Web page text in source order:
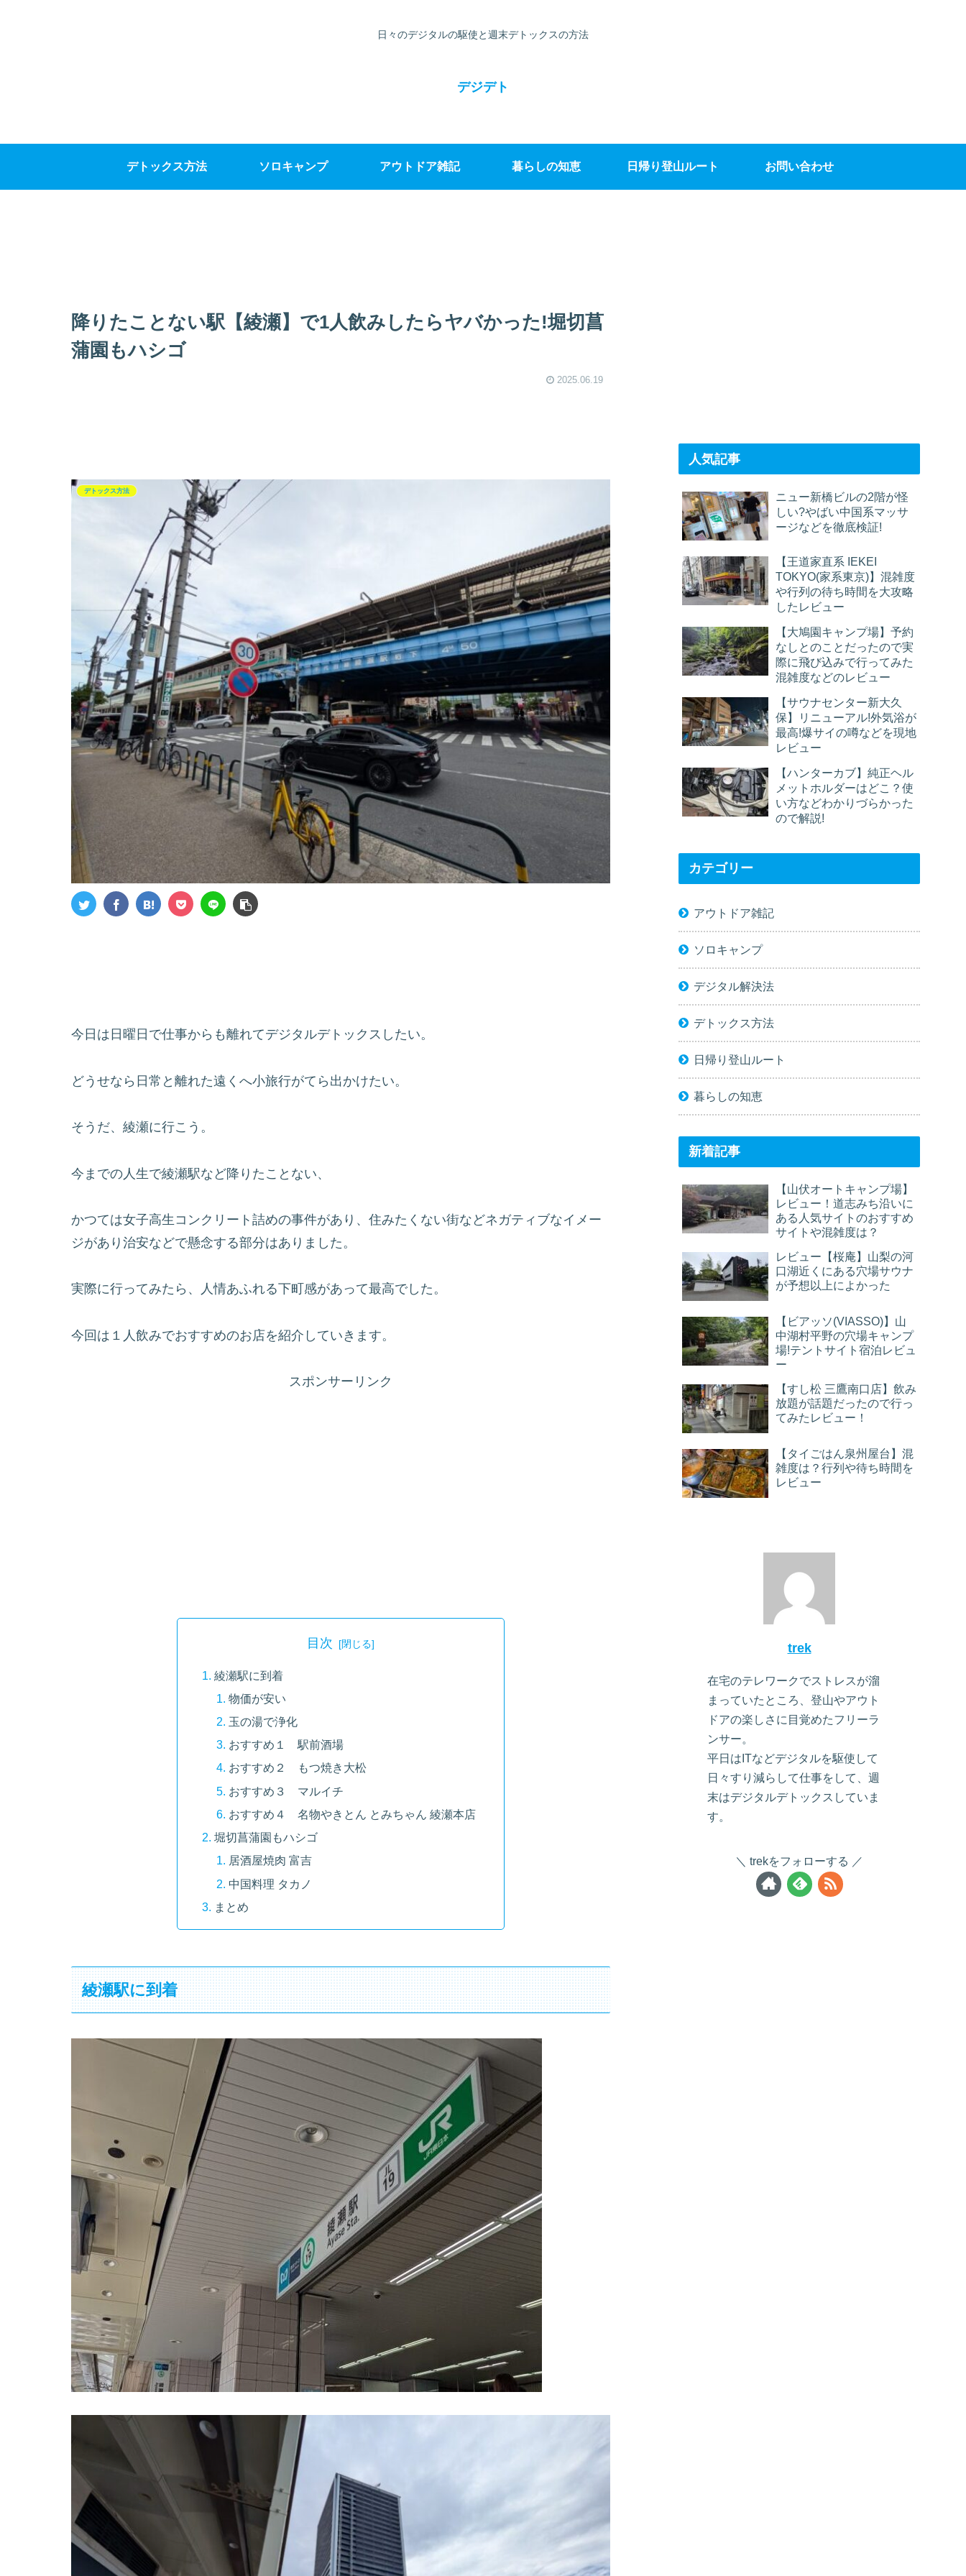
日々のデジタルの駆使と週末デトックスの方法
デジデト
デトックス方法 ソロキャンプ アウトドア雑記 暮らしの知恵 日帰り登山ルート お問い合わせ
降りたことない駅【綾瀬】で1人飲みしたらヤバかった!堀切菖
蒲園もハシゴ
2025.06.19
デトックス方法
今日は日曜日で仕事からも離れてデジタルデトックスしたい。
どうせなら日常と離れた遠くへ小旅行がてら出かけたい。
そうだ、綾瀬に行こう。
今までの人生で綾瀬駅など降りたことない、
かつては女子高生コンクリート詰めの事件があり、住みたくない街などネガティブなイメー
ジがあり治安などで懸念する部分はありました。
実際に行ってみたら、人情あふれる下町感があって最高でした。
今回は１人飲みでおすすめのお店を紹介していきます。
スポンサーリンク
目次
綾瀬駅に到着
物価が安い
玉の湯で浄化
おすすめ１ 駅前酒場
おすすめ２ もつ焼き大松
おすすめ３ マルイチ
おすすめ４ 名物やきとん とみちゃん 綾瀬本店
堀切菖蒲園もハシゴ
居酒屋焼肉 富吉
中国料理 タカノ
まとめ
綾瀬駅に到着
人気記事
ニュー新橋ビルの2階が怪
しい?やばい中国系マッサ
ージなどを徹底検証!
【王道家直系 IEKEI
TOKYO(家系東京)】混雑度
や行列の待ち時間を大攻略
したレビュー
【大鳩園キャンプ場】予約
なしとのことだったので実
際に飛び込みで行ってみた
混雑度などのレビュー
【サウナセンター新大久
保】リニューアル!外気浴が
最高!爆サイの噂などを現地
レビュー
【ハンターカブ】純正ヘル
メットホルダーはどこ？使
い方などわかりづらかった
ので解説!
カテゴリー
アウトドア雑記
ソロキャンプ
デジタル解決法
デトックス方法
日帰り登山ルート
暮らしの知恵
新着記事
【山伏オートキャンプ場】
レビュー！道志みち沿いに
ある人気サイトのおすすめ
サイトや混雑度は？
レビュー【桜庵】山梨の河
口湖近くにある穴場サウナ
が予想以上によかった
【ビアッソ(VIASSO)】山
中湖村平野の穴場キャンプ
場!テントサイト宿泊レビュ
ー
【すし松 三鷹南口店】飲み
放題が話題だったので行っ
てみたレビュー！
【タイごはん泉州屋台】混
雑度は？行列や待ち時間を
レビュー
trek
在宅のテレワークでストレスが溜
まっていたところ、登山やアウト
ドアの楽しさに目覚めたフリーラ
ンサー。
平日はITなどデジタルを駆使して
日々すり減らして仕事をして、週
末はデジタルデトックスしていま
す。
trekをフォローする